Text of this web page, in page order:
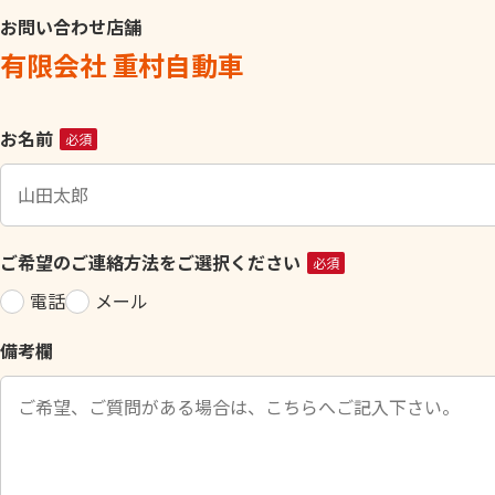
お問い合わせ店舗
有限会社 重村自動車
こ
の
ィ
ー
ル
ド
空
の
お名前 必須
ご希望のご連絡方法をご選択ください 必須
電話
メール
備考欄